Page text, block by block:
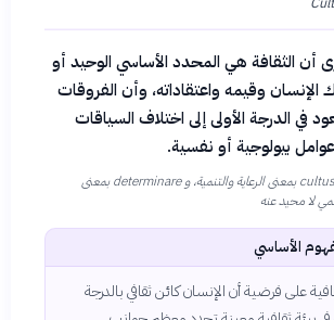
أن الثقافة هي المحدد الأساسي الوحيد أو
الإنسان وقيمه واعتقاداته، وأن الفروقات
في الدرجة الأولى إلى اختلاف السياقات
عوامل بيولوجية أو نفسية.
من الكلمة اللاتينية cultus بمعنى الرعاية والتنمية، و determinare بمعنى
لا محيد عنه
الأساسي
على فرضية أن الإنسان كائن ثقافي بالدرجة